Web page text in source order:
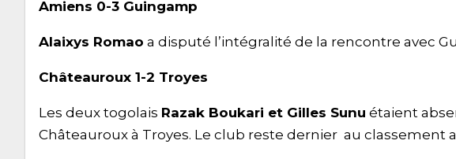
Amiens 0-3 Guingamp
Alaixys Romao a disputé l’intégralité de la rencontre avec
Châteauroux 1-2 Troyes
Les deux togolais Razak Boukari et Gilles Sunu étaient
Châteauroux à Troyes. Le club reste dernier au classement